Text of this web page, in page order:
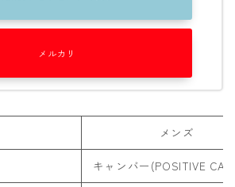
メルカリ
メンズ
キャンバー(POSITIVE